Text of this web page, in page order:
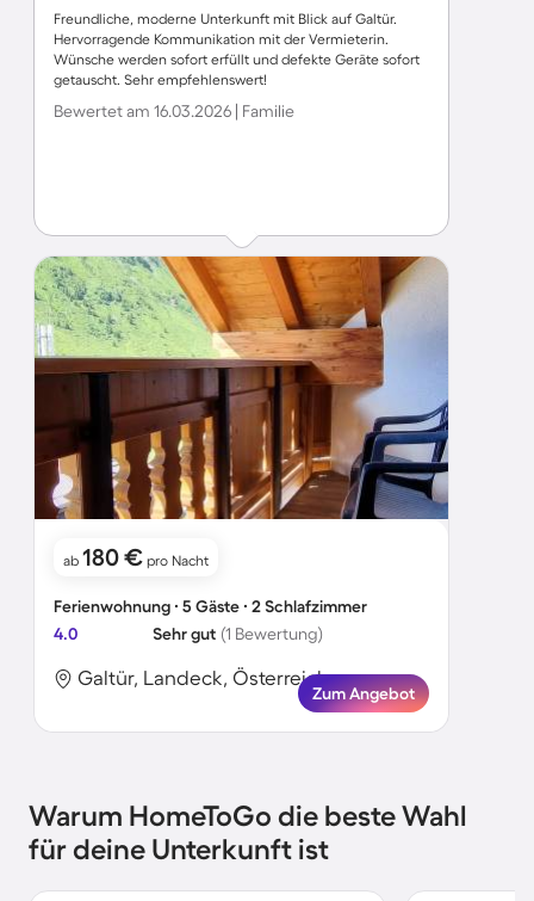
Freundliche, moderne Unterkunft mit Blick auf Galtür.
Hervorragende Kommunikation mit der Vermieterin.
Wünsche werden sofort erfüllt und defekte Geräte sofort
getauscht. Sehr empfehlenswert!
Bewertet am 16.03.2026 | Familie
ab 180 € pro Nacht
Ferienwohnung ∙ 5 Gäste ∙ 2 Schlafzimmer
4.0
Sehr gut (1 Bewertung)
Galtür, Landeck, Österreich
Zum Angebot
Warum HomeToGo die beste Wahl
für deine Unterkunft ist